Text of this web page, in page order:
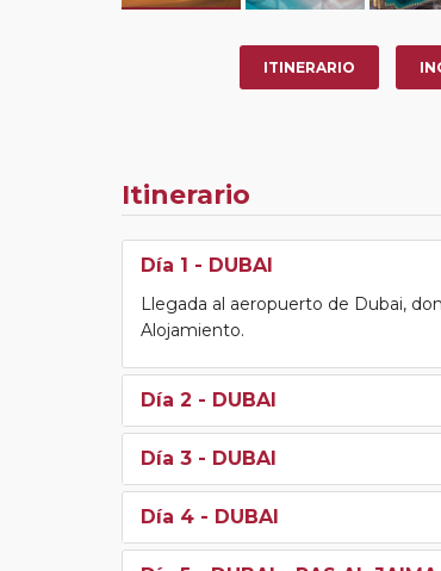
ITINERARIO
Itinerario
Día 1 - DUBAI
Llegada al aeropuerto de Dubai,
Alojamiento.
Día 2 - DUBAI
Día 3 - DUBAI
Día 4 - DUBAI